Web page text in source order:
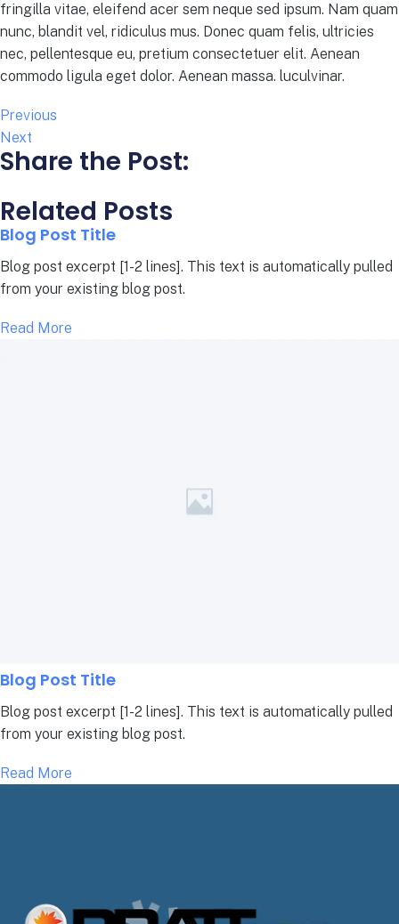
fringilla vitae, eleifend acer sem neque sed ipsum. Nam quam
nunc, blandit vel, ridiculus mus. Donec quam felis, ultricies
nec, pellentesque eu, pretium consectetuer elit. Aenean
commodo ligula eget dolor. Aenean massa. luculvinar.
Previous
Next
Share the Post:
Related Posts
Blog Post Title
Blog post excerpt [1-2 lines]. This text is automatically pulled
from your existing blog post.
Read More
Blog Post Title
Blog post excerpt [1-2 lines]. This text is automatically pulled
from your existing blog post.
Read More